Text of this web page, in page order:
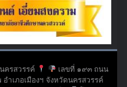
ครสวรรค์
เลขที่ ๑๙๓ ถนน
ำเภอเมืองฯ จังหวัดนครสวรรค์